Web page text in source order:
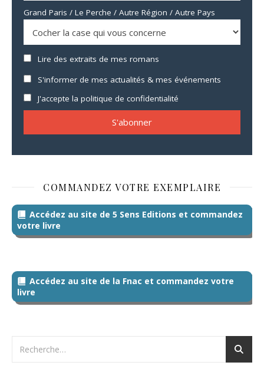
Grand Paris / Le Perche / Autre Région / Autre Pays
Lire des extraits de mes romans
S'informer de mes actualités & mes événements
J'accepte la politique de confidentialité
COMMANDEZ VOTRE EXEMPLAIRE
Accédez au site de 5 Sens Editions et commandez
votre livre
Accédez au site de la Fnac et commandez votre
livre